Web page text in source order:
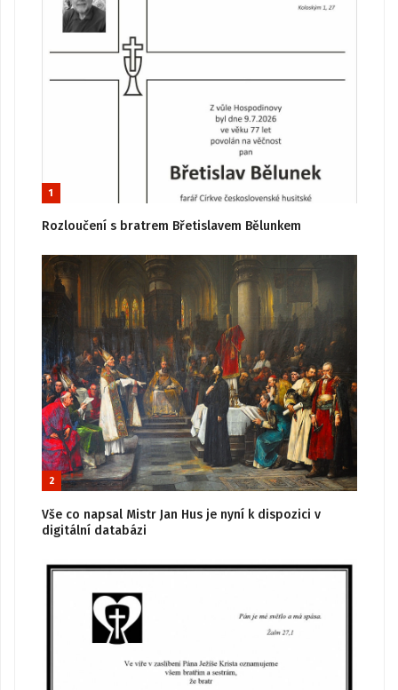
1
Rozloučení s bratrem Břetislavem Bělunkem
2
Vše co napsal Mistr Jan Hus je nyní k dispozici v
digitální databázi